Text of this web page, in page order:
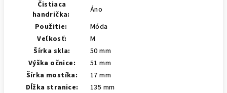
Čistiaca
handrička:
Áno
Použitie:
Móda
Veľkosť:
M
Šírka skla:
50 mm
Výška očnice:
51 mm
Šírka mostíka:
17 mm
Dĺžka stranice:
135 mm